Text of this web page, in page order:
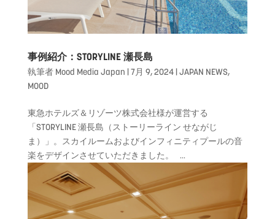
事例紹介：STORYLINE 瀬長島
執筆者 Mood Media Japan | 7月 9, 2024| JAPAN NEWS,
MOOD
東急ホテルズ＆リゾーツ株式会社様が運営する
「STORYLINE 瀬長島（ストーリーライン せながじ
ま）」。スカイルームおよびインフィニティプールの音
楽をデザインさせていただきました。 ...